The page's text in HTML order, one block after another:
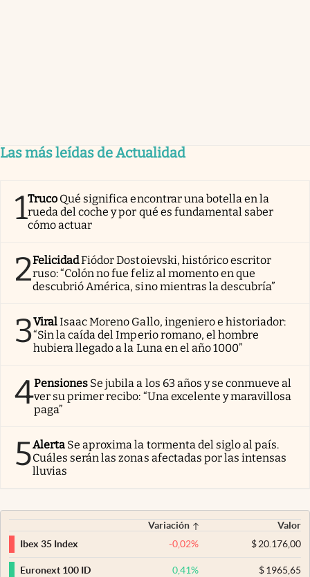
Las más leídas de Actualidad
1Truco Qué significa encontrar una botella en la
rueda del coche y por qué es fundamental saber
cómo actuar
2FelicidadFiódor Dostoievski, histórico escritor
ruso: “Colón no fue feliz al momento en que
descubrió América, sino mientras la descubría”
3ViralIsaac Moreno Gallo, ingeniero e historiador:
“Sin la caída del Imperio romano, el hombre
hubiera llegado a la Luna en el año 1000”
4Pensiones Se jubila a los 63 años y se conmueve al
ver su primer recibo: “Una excelente y maravillosa
paga”
5Alerta Se aproxima la tormenta del siglo al país.
Cuáles serán las zonas afectadas por las intensas
lluvias
Variación
Valor
Ibex 35 Index
-0,02% $20.176,00
Euronext 100 ID 0,41% $1965,65